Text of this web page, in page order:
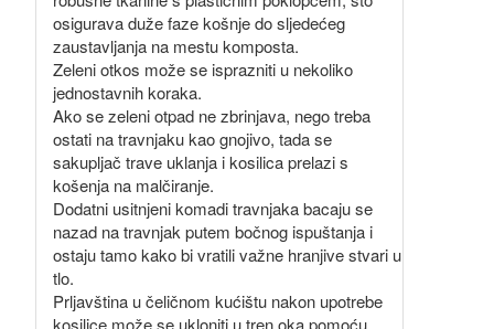
osigurava duže faze košnje do sljedećeg
zaustavljanja na mestu komposta.
Zeleni otkos može se isprazniti u nekoliko
jednostavnih koraka.
Ako se zeleni otpad ne zbrinjava, nego treba
ostati na travnjaku kao gnojivo, tada se
sakupljač trave uklanja i kosilica prelazi s
košenja na malčiranje.
Dodatni usitnjeni komadi travnjaka bacaju se
nazad na travnjak putem bočnog ispuštanja i
ostaju tamo kako bi vratili važne hranjive stvari u
tlo.
Prljavština u čeličnom kućištu nakon upotrebe
kosilice može se ukloniti u tren oka pomoću